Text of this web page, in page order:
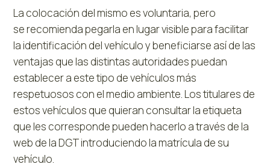
La colocación del mismo es voluntaria, pero
se recomienda pegarla en lugar visible para facilitar
la identificación del vehículo y beneficiarse así de las
ventajas que las distintas autoridades puedan
establecer a este tipo de vehículos más
respetuosos con el medio ambiente. Los titulares de
estos vehículos que quieran consultar la etiqueta
que les corresponde pueden hacerlo a través de la
web de la DGT introduciendo la matrícula de su
vehículo.